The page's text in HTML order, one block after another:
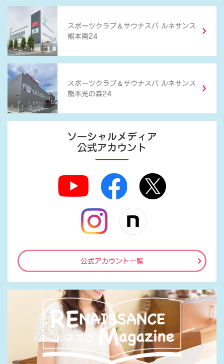
スポーツクラブ ＆ サウナスパ ルネサンス
熊本南24
スポーツクラブ ＆ サウナスパ ルネサンス
熊本光の森24
ソーシャルメディア
公式アカウント
公式アカウント一覧